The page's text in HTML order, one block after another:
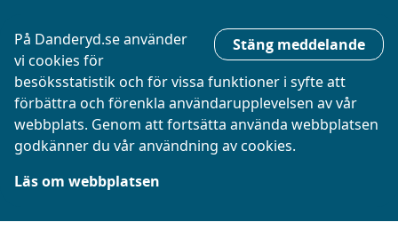
Stäng meddelande
På Danderyd.se använder
vi cookies för
besöksstatistik och för vissa funktioner i syfte att
förbättra och förenkla användarupplevelsen av vår
webbplats. Genom att fortsätta använda webbplatsen
godkänner du vår användning av cookies.
Läs om webbplatsen